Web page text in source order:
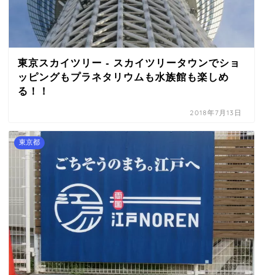
東京スカイツリー - スカイツリータウンでショ
ッピングもプラネタリウムも水族館も楽しめ
る！！
2018年7月13日
東京都